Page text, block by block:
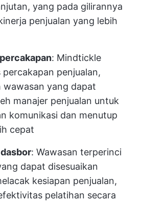
yang pada gilirannya
penjualan yang lebih
: Mindtickle
percakapan penjualan,
wawasan yang dapat
manajer penjualan untuk
komunikasi dan menutup
cepat
: Wawasan terperinci
dapat disesuaikan
kesiapan penjualan,
pelatihan secara